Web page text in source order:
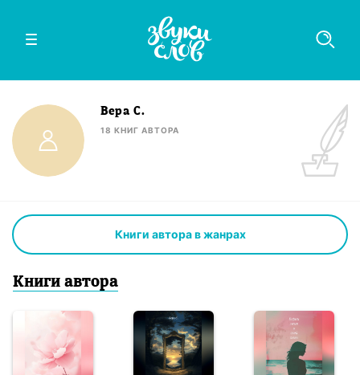
Вера С.
18 КНИГ АВТОРА
Книги автора в жанрах
Книги автора